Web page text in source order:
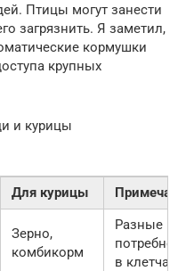
Птицы могут занести
загрязнить. Я заметил,
кормушки
крупных
и курицы
Для курицы
Зерно,
комбикорм
Разные
в